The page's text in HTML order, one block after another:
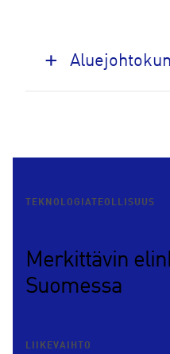
TEKNOLOGIATEOLLISUUS
Merkittävin
Suomessa
LIIKEVAIHTO